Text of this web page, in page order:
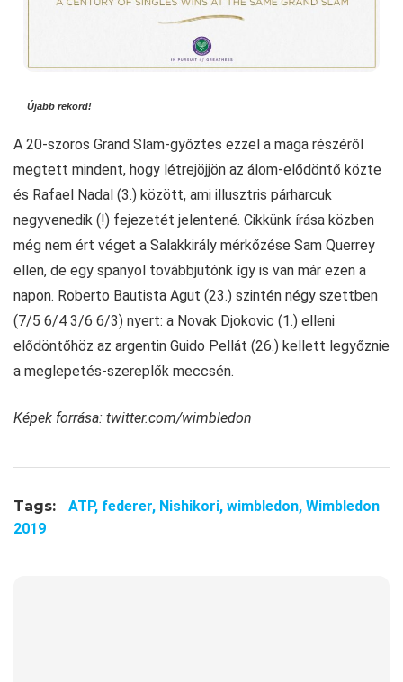
Újabb rekord!
A 20-szoros Grand Slam-győztes ezzel a maga részéről
megtett mindent, hogy létrejöjjön az álom-elődöntő közte
és Rafael Nadal (3.) között, ami illusztris párharcuk
negyvenedik (!) fejezetét jelentené. Cikkünk írása közben
még nem ért véget a Salakkirály mérkőzése Sam Querrey
ellen, de egy spanyol továbbjutónk így is van már ezen a
napon. Roberto Bautista Agut (23.) szintén négy szettben
(7/5 6/4 3/6 6/3) nyert: a Novak Djokovic (1.) elleni
elődöntőhöz az argentin Guido Pellát (26.) kellett legyőznie
a meglepetés-szereplők meccsén.
Képek forrása: twitter.com/wimbledon
Tags: ATP, federer, Nishikori, wimbledon, Wimbledon
2019